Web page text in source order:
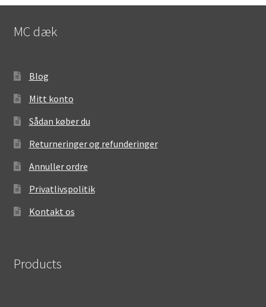
MC dæk
Blog
Mitt konto
Sådan køber du
Returneringer og refunderinger
Annuller ordre
Privatlivspolitik
Kontakt os
Products